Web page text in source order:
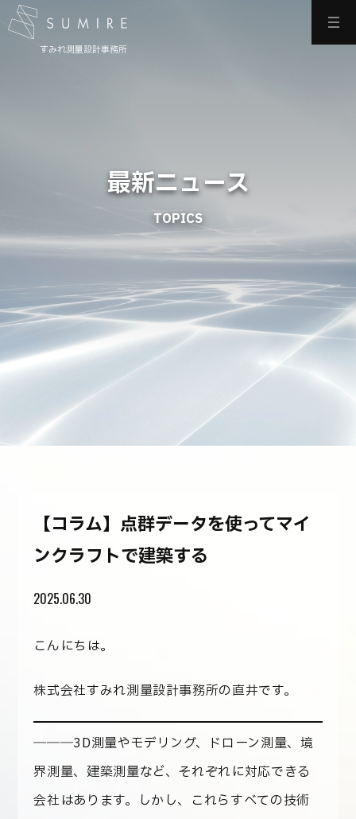
すみれ測量設計事務所
最新ニュース
TOPICS
【コラム】点群データを使ってマイ
ンクラフトで建築する
2025.06.30
こんにちは。
株式会社すみれ測量設計事務所の直井です。
―――3D測量やモデリング、ドローン測量、境
界測量、建築測量など、それぞれに対応できる
会社はあります。しかし、これらすべての技術